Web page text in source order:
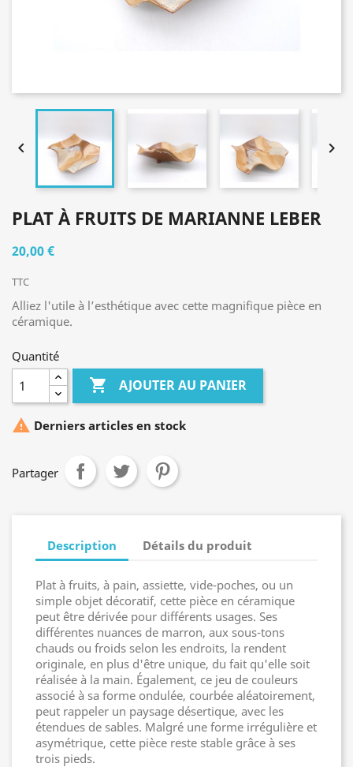
 
PLAT À FRUITS DE MARIANNE LEBER
20,00 €
TTC
Alliez l'utile à l’esthétique avec cette magnifique pièce en
céramique.
Quantité
 AJOUTER AU PANIER
 Derniers articles en stock
Partager
Description Détails du produit
Plat à fruits, à pain, assiette, vide-poches, ou un
simple objet décoratif, cette pièce en céramique
peut être dérivée pour différents usages. Ses
différentes nuances de marron, aux sous-tons
chauds ou froids selon les endroits, la rendent
originale, en plus d'être unique, du fait qu'elle soit
réalisée à la main. Également, ce jeu de couleurs
associé à sa forme ondulée, courbée aléatoirement,
peut rappeler un paysage désertique, avec les
étendues de sables. Malgré une forme irrégulière et
asymétrique, cette pièce reste stable grâce à ses
trois pieds.